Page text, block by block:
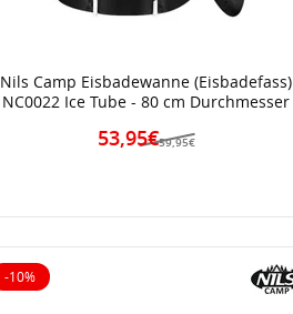
Nils Camp Eisbadewanne (Eisbadefass)
NC0022 Ice Tube - 80 cm Durchmesser
59,95€
53,95€
-10%
10% reduziert